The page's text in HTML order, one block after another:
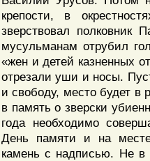
крепости, в
зверствовал полковник
мусульманам отрубил
«жен и детей казненных
отрезали уши и носы.
и свободу, место будет
в память о зверски
года необходимо
День памяти и на
камень с надписью. Не в